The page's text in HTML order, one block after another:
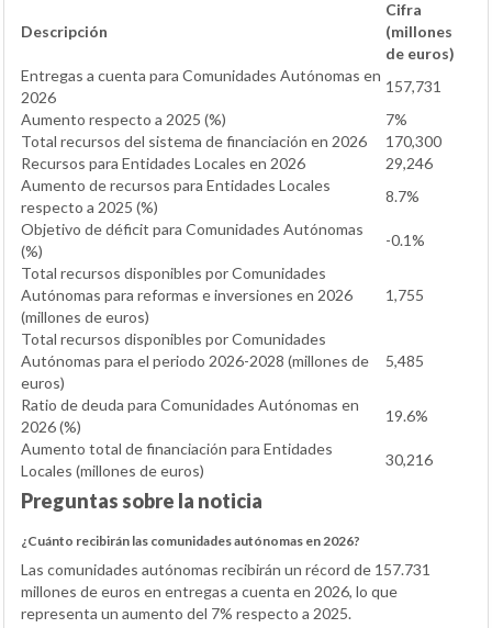
Descripción
Cifra
(millones
de euros)
Entregas a cuenta para Comunidades Autónomas en
2026
157,731
Aumento respecto a 2025 (%)
7%
Total recursos del sistema de financiación en 2026
170,300
Recursos para Entidades Locales en 2026
29,246
Aumento de recursos para Entidades Locales
respecto a 2025 (%)
8.7%
Objetivo de déficit para Comunidades Autónomas
(%)
-0.1%
Total recursos disponibles por Comunidades
Autónomas para reformas e inversiones en 2026
(millones de euros)
1,755
Total recursos disponibles por Comunidades
Autónomas para el periodo 2026-2028 (millones de
euros)
5,485
Ratio de deuda para Comunidades Autónomas en
2026 (%)
19.6%
Aumento total de financiación para Entidades
Locales (millones de euros)
30,216
Preguntas sobre la noticia
¿Cuánto recibirán las comunidades autónomas en 2026?
Las comunidades autónomas recibirán un récord de 157.731
millones de euros en entregas a cuenta en 2026, lo que
representa un aumento del 7% respecto a 2025.